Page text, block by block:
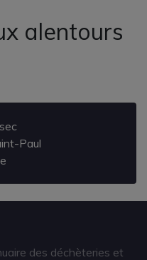
alentours
Paul
des déchèteries et